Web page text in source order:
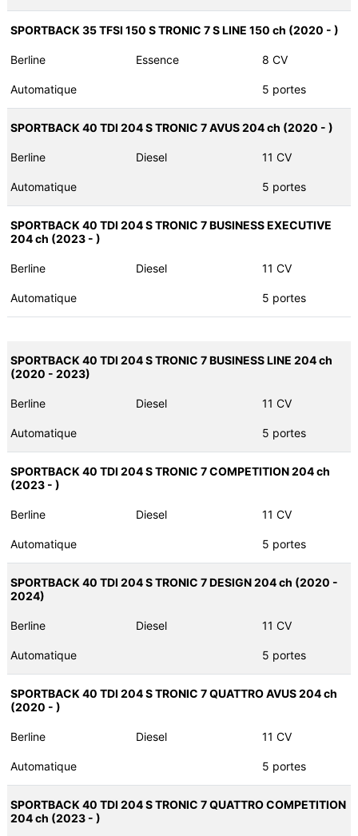
SPORTBACK 35 TFSI 150 S TRONIC 7 S LINE 150 ch (2020 - )
Berline Essence 8 CV
Automatique 5 portes
SPORTBACK 40 TDI 204 S TRONIC 7 AVUS 204 ch (2020 - )
Berline Diesel 11 CV
Automatique 5 portes
SPORTBACK 40 TDI 204 S TRONIC 7 BUSINESS EXECUTIVE
204 ch (2023 - )
Berline Diesel 11 CV
Automatique 5 portes
SPORTBACK 40 TDI 204 S TRONIC 7 BUSINESS LINE 204 ch
(2020 - 2023)
Berline Diesel 11 CV
Automatique 5 portes
SPORTBACK 40 TDI 204 S TRONIC 7 COMPETITION 204 ch
(2023 - )
Berline Diesel 11 CV
Automatique 5 portes
SPORTBACK 40 TDI 204 S TRONIC 7 DESIGN 204 ch (2020 -
2024)
Berline Diesel 11 CV
Automatique 5 portes
SPORTBACK 40 TDI 204 S TRONIC 7 QUATTRO AVUS 204 ch
(2020 - )
Berline Diesel 11 CV
Automatique 5 portes
SPORTBACK 40 TDI 204 S TRONIC 7 QUATTRO COMPETITION
204 ch (2023 - )